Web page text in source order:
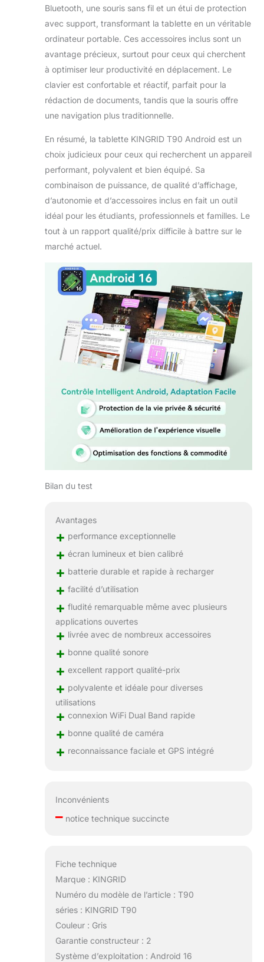
applications peuvent
tourner simultanément,
y compris l’édition
vidéo et les jeux. Les
128 Go de stockage
permettent de
conserver 50 000
photos, 300 films HD
ou une bibliothèque
Pour plus d’espace,
carte TF jusqu’à 2 To,
vous permettant de
stocker films, livres,
fichiers et souvenirs
supprimer du contenu.
Pour étendre la
de mémoire. 【Appareil
photo 13 Mpx + 5G, Wi-
Fi et Bluetooth 5.0】 -
La caméra arrière
13 Mpx, associée à
Google Lens, facilite le
scan de documents, la
traduction,
l’identification d’objets
et la capture de notes
ou informations utiles
en quelques secondes.
5 Mpx permet des
appels vidéo nets et
fluides. Avec Wi-Fi 5G
double bande,
des connexions rapides
et stables, un appairage
facile des accessoires
et une localisation fiable
mobile. 【Cadeau idéal
Livrée avec clavier
fil, stylet, étui robuste et
film protecteur, la
l’emploi sans achats
2-en-1 polyvalente
convient au travail
raccourcis clavier sont
première tablette, pour
d’une tablette haut de
création. Idéale pour soi
ou comme cadeau.
Bluetooth, une souris sans fil et un étui de protection
avec support, transformant la tablette en un véritable
ordinateur portable. Ces accessoires inclus sont un
avantage précieux, surtout pour ceux qui cherchent
à optimiser leur productivité en déplacement. Le
clavier est confortable et réactif, parfait pour la
rédaction de documents, tandis que la souris offre
une navigation plus traditionnelle.
En résumé, la tablette KINGRID T90 Android est un
choix judicieux pour ceux qui recherchent un appareil
performant, polyvalent et bien équipé. Sa
combinaison de puissance, de qualité d’affichage,
d’autonomie et d’accessoires inclus en fait un outil
idéal pour les étudiants, professionnels et familles. Le
tout à un rapport qualité/prix difficile à battre sur le
marché actuel.
Bilan du test
Avantages
+ performance exceptionnelle
+ écran lumineux et bien calibré
+ batterie durable et rapide à recharger
+ facilité d’utilisation
+ fludité remarquable même avec plusieurs
applications ouvertes
+ livrée avec de nombreux accessoires
+ bonne qualité sonore
+ excellent rapport qualité-prix
+ polyvalente et idéale pour diverses
utilisations
+ connexion WiFi Dual Band rapide
+ bonne qualité de caméra
+ reconnaissance faciale et GPS intégré
Inconvénients
–notice technique succincte
Fiche technique
Marque : KINGRID
Numéro du modèle de l’article : T90
séries : KINGRID T90
Couleur : Gris
Garantie constructeur : 2
Système d’exploitation : Android 16